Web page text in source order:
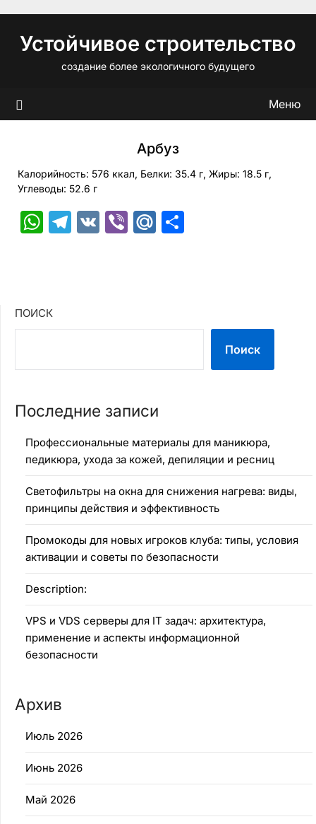
содержимому
Устойчивое строительство
создание более экологичного будущего
Меню
Арбуз
Калорийность: 576 ккал, Белки: 35.4 г, Жиры: 18.5 г,
Углеводы: 52.6 г
WhatsApp
Telegram
VK ViberMail.Ru
ПОИСК
Поиск
Последние записи
Профессиональные материалы для маникюра,
педикюра, ухода за кожей, депиляции и ресниц
Светофильтры на окна для снижения нагрева: виды,
принципы действия и эффективность
Промокоды для новых игроков клуба: типы, условия
активации и советы по безопасности
Description:
VPS и VDS серверы для IT задач: архитектура,
применение и аспекты информационной
безопасности
Архив
Июль 2026
Июнь 2026
Май 2026